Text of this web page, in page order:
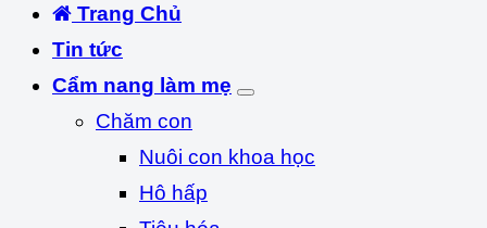
Trang Chủ
Tin tức
Cẩm nang làm mẹ
Chăm con
Nuôi con khoa học
Hô hấp